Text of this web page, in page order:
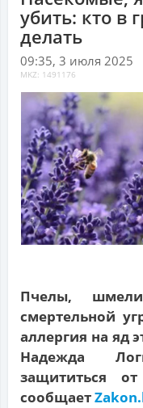
убить: кто в
делать
09:35, 3 июля 2025
MKZ: 1491176
Пчелы,
смертельной
аллергия на яд
Надежда
защититься
сообщает